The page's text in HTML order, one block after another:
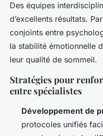
Des équipes
d’excellents résultats.
conjoints entre
la stabilité émotionnelle
leur qualité de sommeil.
Stratégies pour
entre spécialistes
Développement de
protocoles unifiés